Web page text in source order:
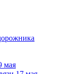
мая